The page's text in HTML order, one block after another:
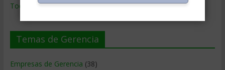
Todos los Temas
Temas de Gerencia
Empresas de Gerencia (38)